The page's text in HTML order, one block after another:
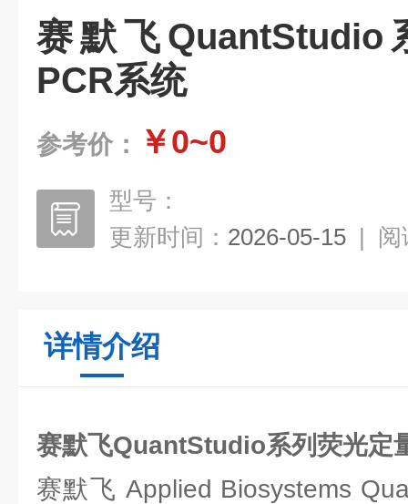
赛默飞
PCR系统
参考价： ￥0~0
型号：
更新时间： 2026-05-15 | 阅
详情介绍
赛默飞QuantStudio系列荧光定
赛默飞 Applied Biosystems